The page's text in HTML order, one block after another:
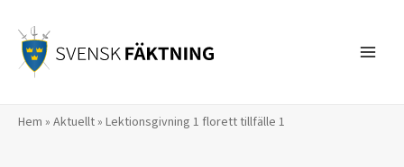
innehåll
Hem » Aktuellt» Lektionsgivning 1 florett tillfälle 1